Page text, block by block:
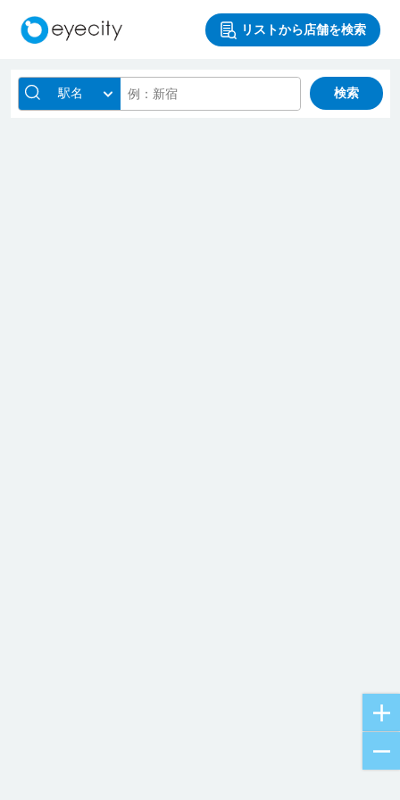
リストから店舗を検索
駅名 検索